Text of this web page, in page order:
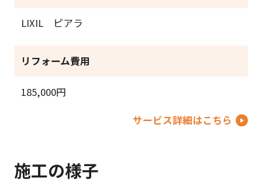
LIXIL ピアラ
リフォーム費用
185,000円
サービス詳細はこちら
施工の様子